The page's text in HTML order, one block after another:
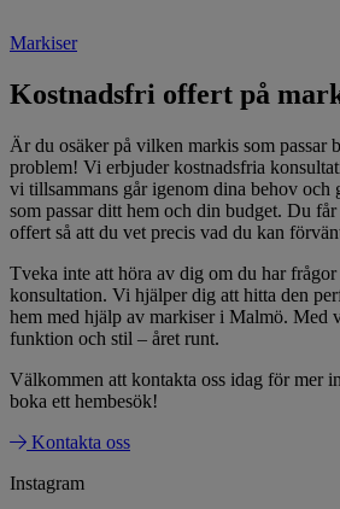
Markiser
Kostnadsfri offert på
Är du osäker på vilken markis som passar
problem! Vi erbjuder kostnadsfria
vi tillsammans går igenom dina behov och
som passar ditt hem och din budget. Du får
offert så att du vet precis vad du kan
Tveka inte att höra av dig om du har
konsultation. Vi hjälper dig att hitta den
hem med hjälp av markiser i Malmö. Med
funktion och stil – året runt.
Välkommen att kontakta oss idag för mer
boka ett hembesök!
Kontakta oss
Instagram